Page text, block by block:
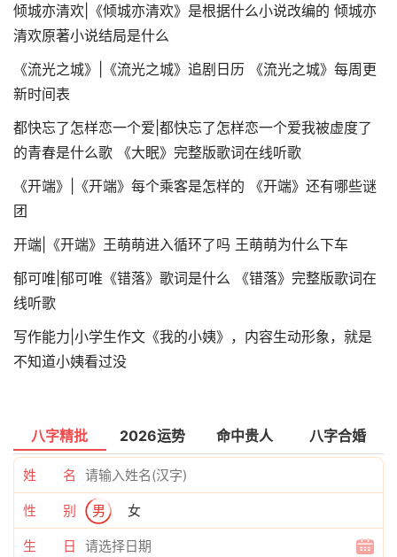
倾城亦清欢|《倾城亦清欢》是根据什么小说改编的 倾城亦
清欢原著小说结局是什么
《流光之城》|《流光之城》追剧日历 《流光之城》每周更
新时间表
都快忘了怎样恋一个爱|都快忘了怎样恋一个爱我被虚度了
的青春是什么歌 《大眠》完整版歌词在线听歌
《开端》|《开端》每个乘客是怎样的 《开端》还有哪些谜
团
开端|《开端》王萌萌进入循环了吗 王萌萌为什么下车
郁可唯|郁可唯《错落》歌词是什么 《错落》完整版歌词在
线听歌
写作能力|小学生作文《我的小姨》，内容生动形象，就是
不知道小姨看过没
八字精批 2026运势 命中贵人 八字合婚
姓 名
性 别 男 女
生 日